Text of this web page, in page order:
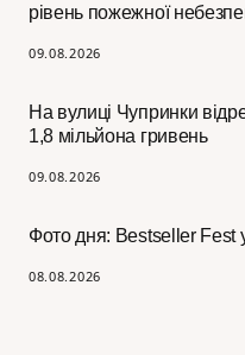
рівень пожежної
09.08.2026
На вулиці Чупринки
1,8 мільйона гривень
09.08.2026
Фото дня: Bestseller Fest
08.08.2026